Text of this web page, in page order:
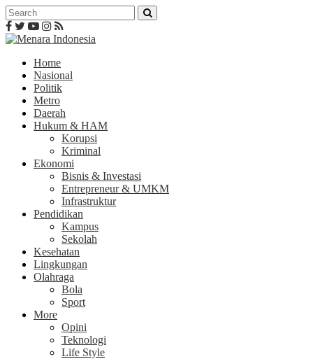
Home
Nasional
Politik
Metro
Daerah
Hukum & HAM
Korupsi
Kriminal
Ekonomi
Bisnis & Investasi
Entrepreneur & UMKM
Infrastruktur
Pendidikan
Kampus
Sekolah
Kesehatan
Lingkungan
Olahraga
Bola
Sport
More
Opini
Teknologi
Life Style